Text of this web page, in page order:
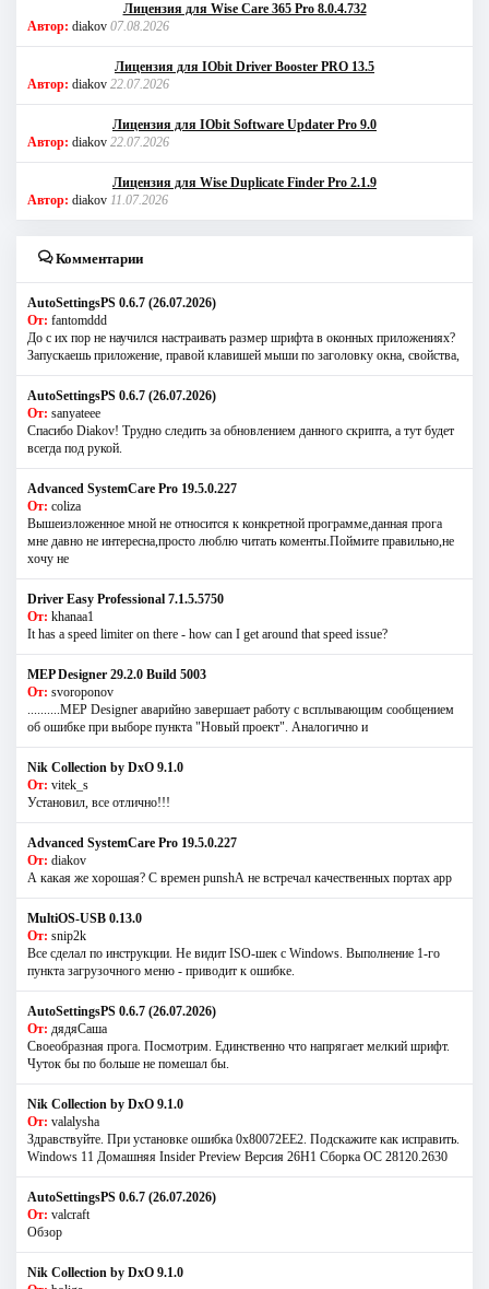
Лицензия для Wise Care 365 Pro 8.0.4.732
Автор: diakov 07.08.2026
Лицензия для IObit Driver Booster PRO 13.5
Автор: diakov 22.07.2026
Лицензия для IObit Software Updater Pro 9.0
Автор: diakov 22.07.2026
Лицензия для Wise Duplicate Finder Pro 2.1.9
Автор: diakov 11.07.2026
Комментарии
AutoSettingsPS 0.6.7 (26.07.2026)
От: fantomddd
До с их пор не научился настраивать размер шрифта в оконных приложениях?
Запускаешь приложение, правой клавишей мыши по заголовку окна, свойства,
AutoSettingsPS 0.6.7 (26.07.2026)
От: sanyateee
Спасибо Diakov! Трудно следить за обновлением данного скрипта, а тут будет
всегда под рукой.
Advanced SystemCare Pro 19.5.0.227
От: coliza
Вышеизложенное мной не относится к конкретной программе,данная прога
мне давно не интересна,просто люблю читать коменты.Поймите правильно,не
хочу не
Driver Easy Professional 7.1.5.5750
От: khanaa1
It has a speed limiter on there - how can I get around that speed issue?
MEP Designer 29.2.0 Build 5003
От: svoroponov
..........MEP Designer аварийно завершает работу с всплывающим сообщением
об ошибке при выборе пункта "Новый проект". Аналогично и
Nik Collection by DxO 9.1.0
От: vitek_s
Установил, все отлично!!!
Advanced SystemCare Pro 19.5.0.227
От: diakov
А какая же хорошая? С времен punshА не встречал качественных портах app
MultiOS-USB 0.13.0
От: snip2k
Все сделал по инструкции. Не видит ISO-шек с Windows. Выполнение 1-го
пункта загрузочного меню - приводит к ошибке.
AutoSettingsPS 0.6.7 (26.07.2026)
От: дядяСаша
Своеобразная прога. Посмотрим. Единственно что напрягает мелкий шрифт.
Чуток бы по больше не помешал бы.
Nik Collection by DxO 9.1.0
От: valalysha
Здравствуйте. При установке ошибка 0х80072EE2. Подскажите как исправить.
Windows 11 Домашняя Insider Preview Версия 26H1 Сборка ОС 28120.2630
AutoSettingsPS 0.6.7 (26.07.2026)
От: valcraft
Обзор
Nik Collection by DxO 9.1.0